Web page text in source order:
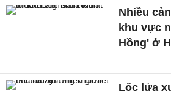
Nhiều
khu vực
Hồng' ở
Lốc lửa